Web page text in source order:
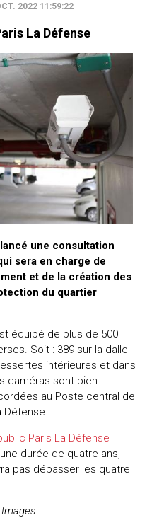
2022 11:59:22
La Défense
une consultation
sera en charge de
et de la création des
du quartier
équipé de plus de 500
Soit : 389 sur la dalle
intérieures et dans
caméras sont bien
au Poste central de
Paris La Défense
durée de quatre ans,
pas dépasser les quatre